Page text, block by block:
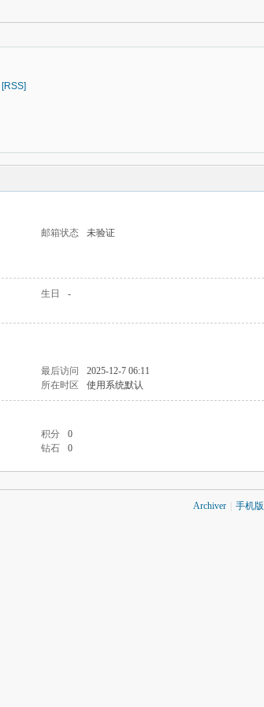
[RSS]
邮箱状态 未验证
生日
-
最后访问
2025-12-7 06:11
所在时区 使用系统默认
积分
0
钻石 0
Archiver 手机版